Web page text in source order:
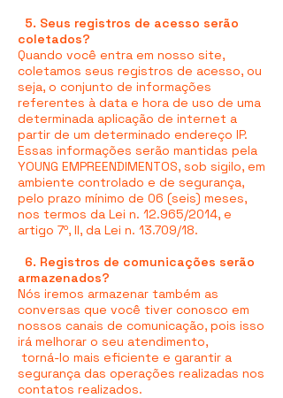
5. Seus registros de acesso serão
coletados?
Quando você entra em nosso site,
coletamos seus registros de acesso, ou
seja, o conjunto de informações
referentes à data e hora de uso de uma
determinada aplicação de internet a
partir de um determinado endereço IP.
Essas informações serão mantidas pela
YOUNG EMPREENDIMENTOS, sob sigilo, em
ambiente controlado e de segurança,
pelo prazo mínimo de 06 (seis) meses,
nos termos da Lei n. 12.965/2014, e
artigo 7º, II, da Lei n. 13.709/18.
6. Registros de comunicações serão
armazenados?
Nós iremos armazenar também as
conversas que você tiver conosco em
nossos canais de comunicação, pois isso
irá melhorar o seu atendimento,
torná-lo mais eficiente e garantir a
segurança das operações realizadas nos
contatos realizados.